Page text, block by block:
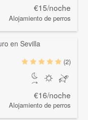
€15/noche
Alojamiento de perros
(2)
€16/noche
Alojamiento de perros